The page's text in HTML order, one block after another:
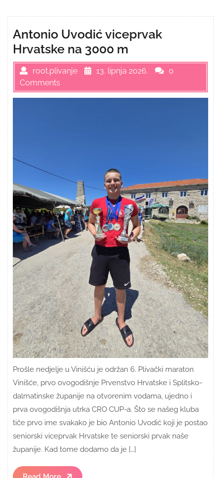
Antonio Uvodić viceprvak
Hrvatske na 3000 m
root.plivanje 13. lipnja 2026.
0
Comments
Prošle nedjelje u Vinišću je održan 6. Plivački maraton
Vinišće, prvo ovogodišnje Prvenstvo Hrvatske i Splitsko-
dalmatinske županije na otvorenim vodama, ujedno i
prva ovogodišnja utrka CRO CUP-a. Što se našeg kluba
tiče prvo ime svakako je bio Antonio Uvodić koji je postao
seniorski viceprvak Hrvatske te seniorski prvak naše
županije. Kad tome dodamo da je […]